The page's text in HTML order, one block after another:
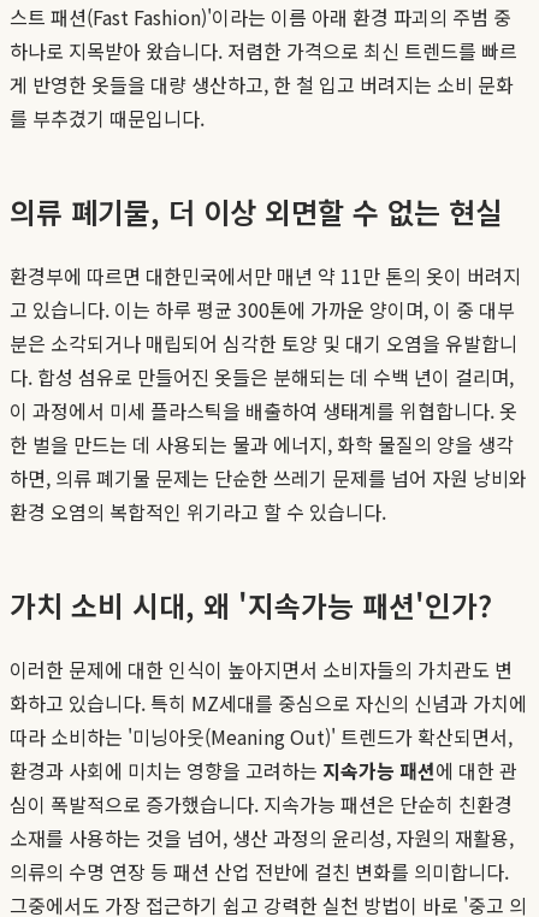
스트 패션(Fast Fashion)'이라는 이름 아래 환경 파괴의 주범 중
하나로 지목받아 왔습니다. 저렴한 가격으로 최신 트렌드를 빠르
게 반영한 옷들을 대량 생산하고, 한 철 입고 버려지는 소비 문화
를 부추겼기 때문입니다.
의류 폐기물, 더 이상 외면할 수 없는 현실
환경부에 따르면 대한민국에서만 매년 약 11만 톤의 옷이 버려지
고 있습니다. 이는 하루 평균 300톤에 가까운 양이며, 이 중 대부
분은 소각되거나 매립되어 심각한 토양 및 대기 오염을 유발합니
다. 합성 섬유로 만들어진 옷들은 분해되는 데 수백 년이 걸리며,
이 과정에서 미세 플라스틱을 배출하여 생태계를 위협합니다. 옷
한 벌을 만드는 데 사용되는 물과 에너지, 화학 물질의 양을 생각
하면, 의류 폐기물 문제는 단순한 쓰레기 문제를 넘어 자원 낭비와
환경 오염의 복합적인 위기라고 할 수 있습니다.
가치 소비 시대, 왜 '지속가능 패션'인가?
이러한 문제에 대한 인식이 높아지면서 소비자들의 가치관도 변
화하고 있습니다. 특히 MZ세대를 중심으로 자신의 신념과 가치에
따라 소비하는 '미닝아웃(Meaning Out)' 트렌드가 확산되면서,
환경과 사회에 미치는 영향을 고려하는 지속가능 패션에 대한 관
심이 폭발적으로 증가했습니다. 지속가능 패션은 단순히 친환경
소재를 사용하는 것을 넘어, 생산 과정의 윤리성, 자원의 재활용,
의류의 수명 연장 등 패션 산업 전반에 걸친 변화를 의미합니다.
그중에서도 가장 접근하기 쉽고 강력한 실천 방법이 바로 '중고 의